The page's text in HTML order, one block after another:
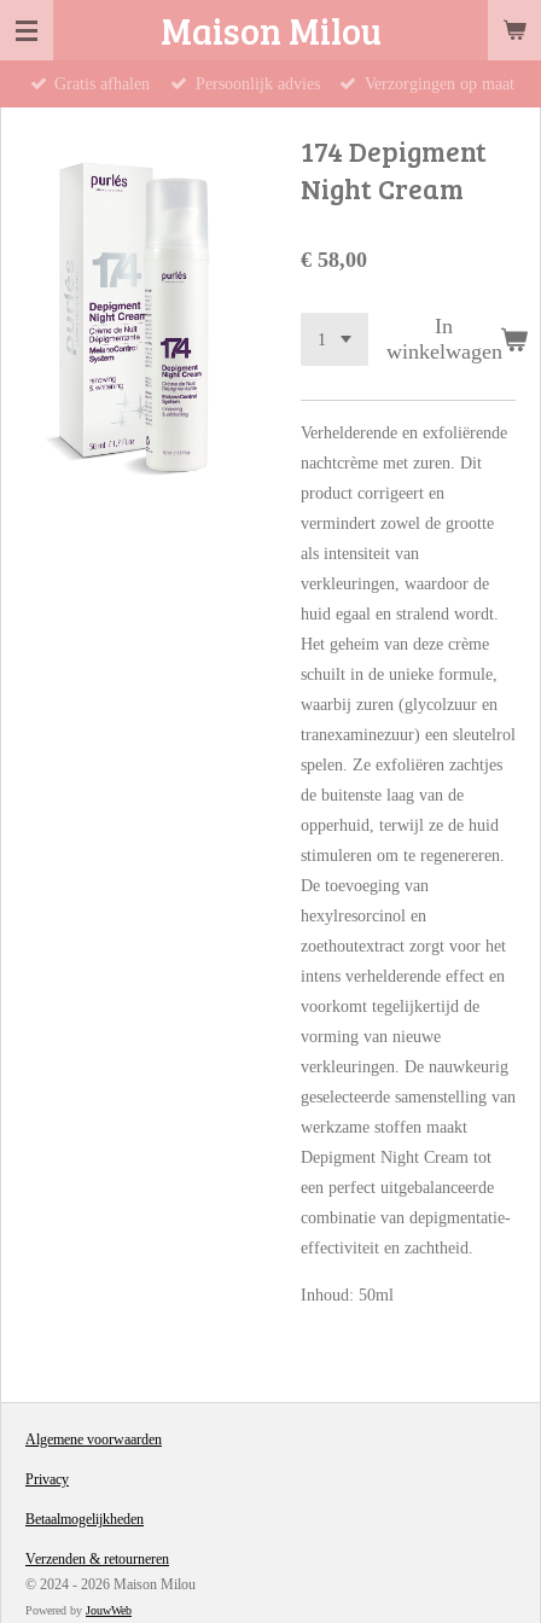
Ga
naar
Maison Milou
Gratis afhalen Persoonlijk advies Verzorgingen op maat
174 Depigment
Night Cream
€ 58,00
In
winkelwagen
Verhelderende en exfoliërende
nachtcrème met zuren. Dit
product corrigeert en
vermindert zowel de grootte
als intensiteit van
verkleuringen, waardoor de
huid egaal en stralend wordt.
Het geheim van deze crème
schuilt in de unieke formule,
waarbij zuren (glycolzuur en
tranexaminezuur) een sleutelrol
spelen. Ze exfoliëren zachtjes
de buitenste laag van de
opperhuid, terwijl ze de huid
stimuleren om te regenereren.
De toevoeging van
hexylresorcinol en
zoethoutextract zorgt voor het
intens verhelderende effect en
voorkomt tegelijkertijd de
vorming van nieuwe
verkleuringen. De nauwkeurig
geselecteerde samenstelling van
werkzame stoffen maakt
Depigment Night Cream tot
een perfect uitgebalanceerde
combinatie van depigmentatie-
effectiviteit en zachtheid.
Inhoud: 50ml
Algemene voorwaarden
Privacy
Betaalmogelijkheden
Verzenden & retourneren
© 2024 - 2026 Maison Milou
Powered by JouwWeb